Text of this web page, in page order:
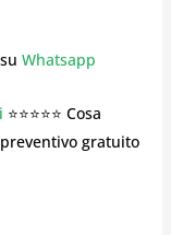
su Whatsapp
⭐⭐⭐⭐⭐ Cosa
gratuito